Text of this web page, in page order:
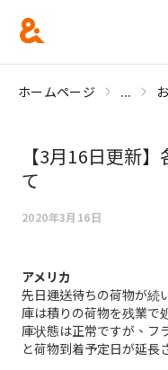
ホームページ ...
【3月16日更新
て
2020年3月16日
アメリカ
先日運送待ちの荷物が続
庫は積りの荷物を残業で
庫状態は正常ですが、フ
と荷物到着予定日が延長